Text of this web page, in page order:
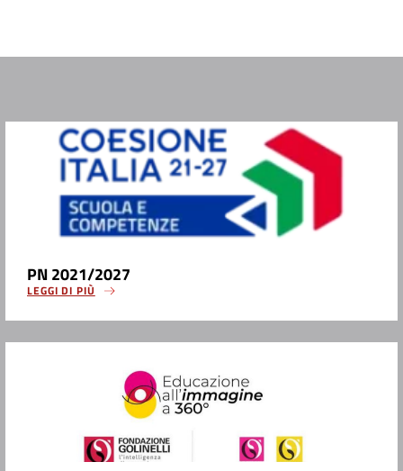
PN 2021/2027
LEGGI DI PIÙ